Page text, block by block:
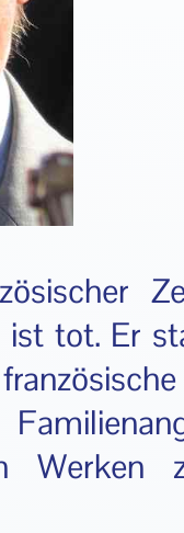
ist tot. Er
Werken